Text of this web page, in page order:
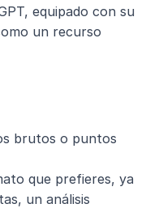
equipado con su
un recurso
brutos o puntos
que prefieres, ya
un análisis